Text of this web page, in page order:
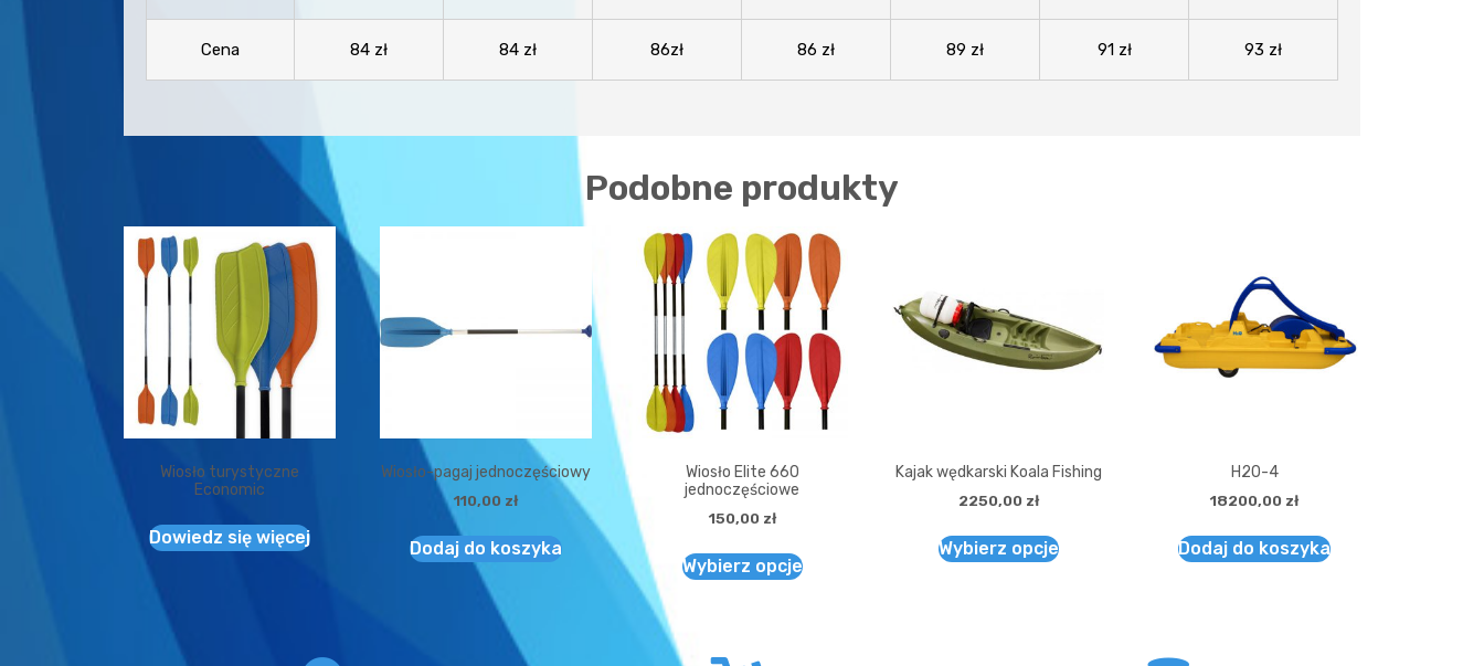
Cena 84 zł 84 zł 86zł 86 zł 89 zł 91 zł 93 zł
Podobne produkty
Wiosło turystyczne
Economic
Dowiedz się więcej
Wiosło-pagaj jednoczęściowy
110,00 zł
Dodaj do koszyka
Wiosło Elite 660
jednoczęściowe
150,00 zł
Wybierz opcje
Kajak wędkarski Koala Fishing
2250,00 zł
Wybierz opcje
H20-4
18200,00 zł
Dodaj do koszyka